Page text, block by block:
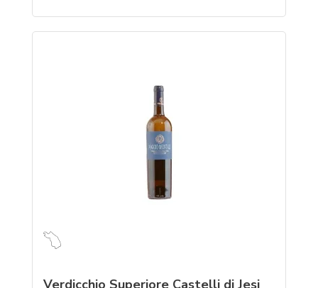
Verdicchio Superiore Castelli di Jesi